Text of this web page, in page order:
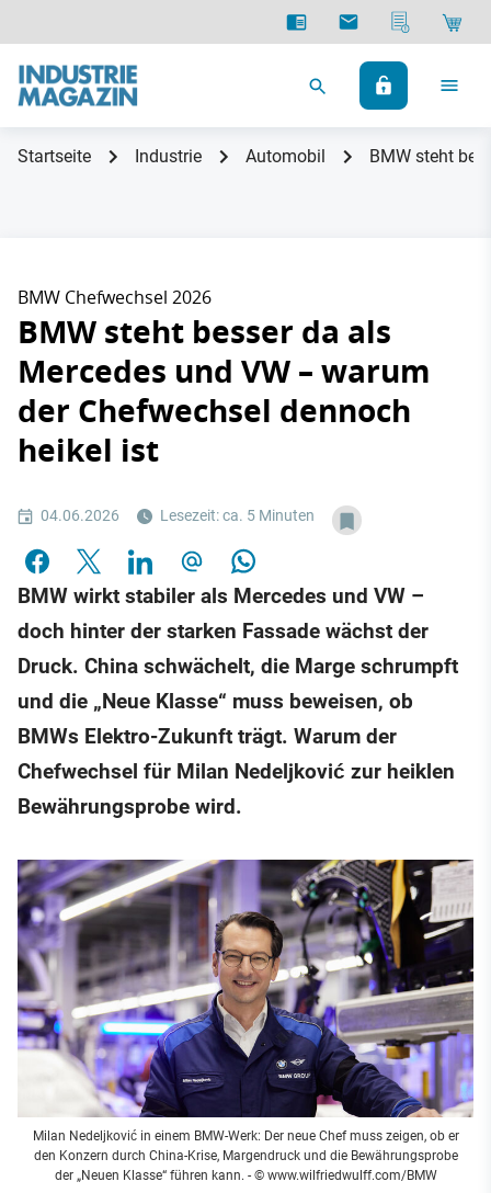
Startseite Industrie Automobil BMW steht
BMW Chefwechsel 2026
BMW steht besser da als
Mercedes und VW – warum
der Chefwechsel dennoch
heikel ist
04.06.2026 Lesezeit: ca. 5 Minuten
BMW wirkt stabiler als Mercedes und VW –
doch hinter der starken Fassade wächst der
Druck. China schwächelt, die Marge schrumpft
und die „Neue Klasse“ muss beweisen, ob
BMWs Elektro-Zukunft trägt. Warum der
Chefwechsel für Milan Nedeljković zur heiklen
Bewährungsprobe wird.
Milan Nedeljković in einem BMW-Werk: Der neue Chef muss zeigen, ob er
den Konzern durch China-Krise, Margendruck und die Bewährungsprobe
der „Neuen Klasse“ führen kann. - © www.wilfriedwulff.com/BMW